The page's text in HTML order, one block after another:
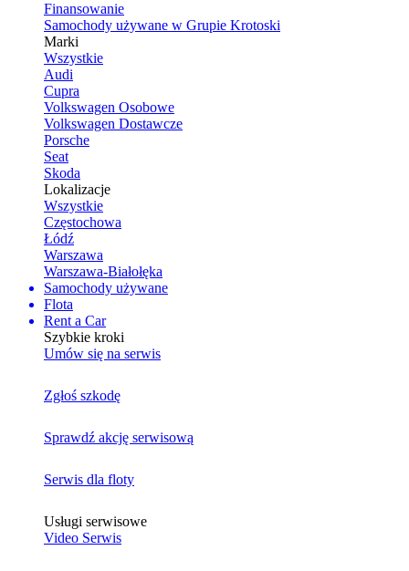
Finansowanie
Samochody używane w Grupie Krotoski
Marki
Wszystkie
Audi
Cupra
Volkswagen Osobowe
Volkswagen Dostawcze
Porsche
Seat
Skoda
Lokalizacje
Wszystkie
Częstochowa
Łódź
Warszawa
Warszawa-Białołęka
Samochody używane
Flota
Rent a Car
Szybkie kroki
Umów się na serwis
Zgłoś szkodę
Sprawdź akcję serwisową
Serwis dla floty
Usługi serwisowe
Video Serwis